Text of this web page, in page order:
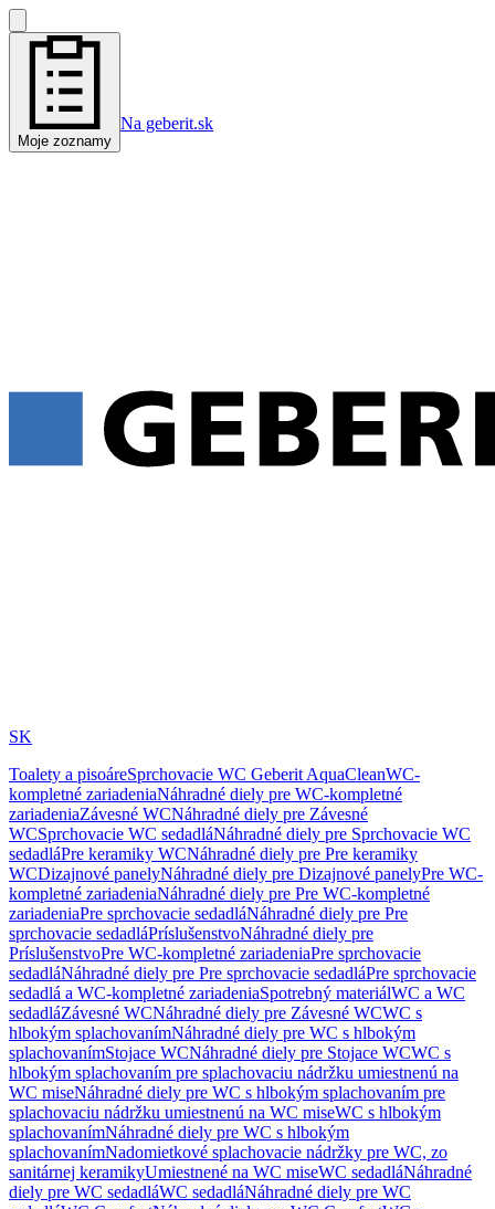
Moje zoznamy
Na geberit.sk
SK
Toalety a pisoáreSprchovacie WC Geberit AquaCleanWC-
kompletné zariadeniaNáhradné diely pre WC-kompletné
zariadeniaZávesné WCNáhradné diely pre Závesné
WCSprchovacie WC sedadláNáhradné diely pre Sprchovacie WC
sedadláPre keramiky WCNáhradné diely pre Pre keramiky
WCDizajnové panelyNáhradné diely pre Dizajnové panelyPre WC-
kompletné zariadeniaNáhradné diely pre Pre WC-kompletné
zariadeniaPre sprchovacie sedadláNáhradné diely pre Pre
sprchovacie sedadláPríslušenstvoNáhradné diely pre
PríslušenstvoPre WC-kompletné zariadeniaPre sprchovacie
sedadláNáhradné diely pre Pre sprchovacie sedadláPre sprchovacie
sedadlá a WC-kompletné zariadeniaSpotrebný materiálWC a WC
sedadláZávesné WCNáhradné diely pre Závesné WCWC s
hlbokým splachovanímNáhradné diely pre WC s hlbokým
splachovanímStojace WCNáhradné diely pre Stojace WCWC s
hlbokým splachovaním pre splachovaciu nádržku umiestnenú na
WC miseNáhradné diely pre WC s hlbokým splachovaním pre
splachovaciu nádržku umiestnenú na WC miseWC s hlbokým
splachovanímNáhradné diely pre WC s hlbokým
splachovanímNadomietkové splachovacie nádržky pre WC, zo
sanitárnej keramikyUmiestnené na WC miseWC sedadláNáhradné
diely pre WC sedadláWC sedadláNáhradné diely pre WC